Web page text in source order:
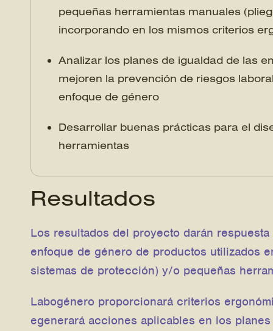
pequeñas herramientas manuales
incorporando en los mismos criterios
Analizar los planes de igualdad de las
mejoren la prevención de riesgos
enfoque de género
Desarrollar buenas prácticas para el
herramientas
Resultados
Los resultados del proyecto darán
enfoque de género de productos utilizados
sistemas de protección) y/o pequeñas
Labogénero proporcionará criterios
egenerará acciones aplicables en los